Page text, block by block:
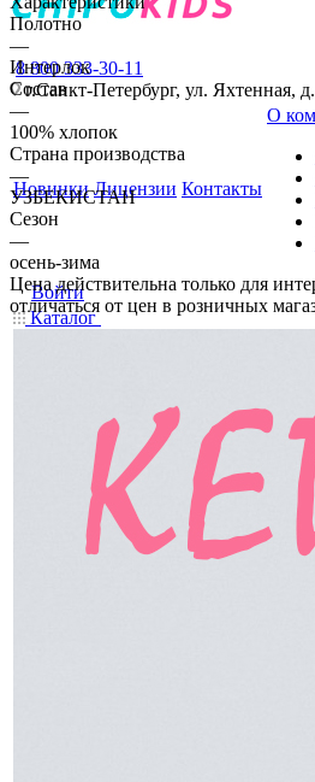
8 800 333-30-11
г.Санкт-Петербург, ул. Яхтенная,
Новинки Лицензии Контакты
О
Войти
Каталог
Полотно
—
Интерлок
Состав
—
100% хлопок
Страна производства
—
УЗБЕКИСТАН
Сезон
—
осень-зима
Цена действительна только для
отличаться от цен в розничных